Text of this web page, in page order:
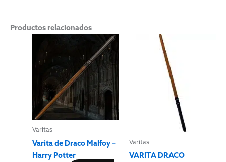
Productos relacionados
Varitas
Varita de Draco Malfoy –
Harry Potter
Varitas
VARITA DRACO